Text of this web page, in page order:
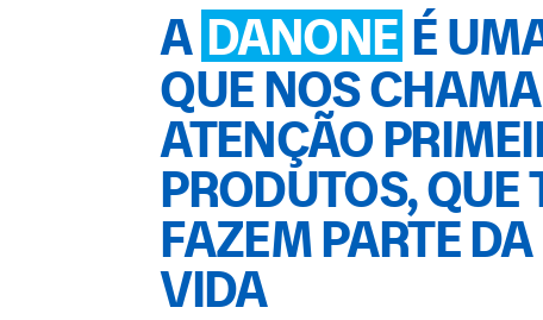
A DANONE É
QUE NOS
ATENÇÃO
PRODUTOS,
FAZEM PARTE
VIDA